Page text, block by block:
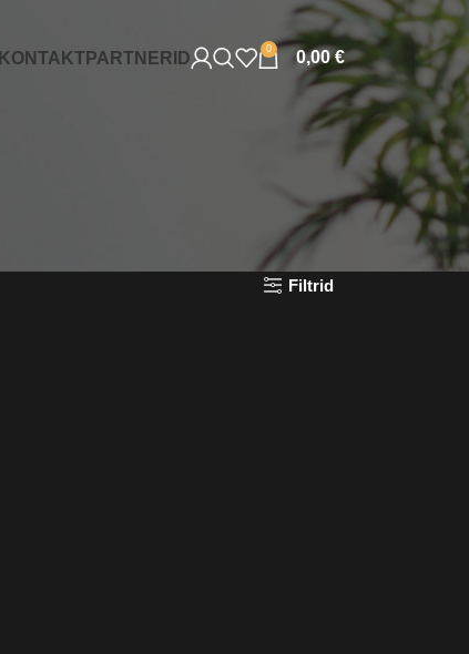
KONTAKTPARTNERID 0 0,00€
Filtrid